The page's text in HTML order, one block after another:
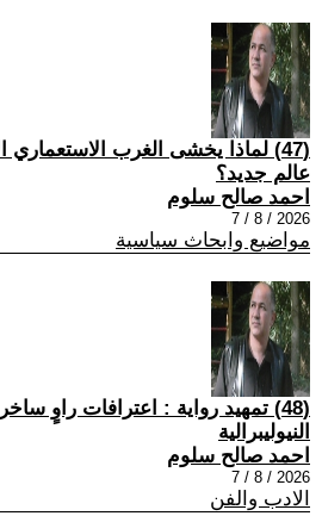
(47) لماذا يخشى الغرب
عالم جديد؟
احمد صالح سلوم
2026 / 8 / 7
مواضيع وابحاث سياسية
(48) تمهيد رواية : اعترافات راوٍ
النيوليبرالية
احمد صالح سلوم
2026 / 8 / 7
الادب والفن